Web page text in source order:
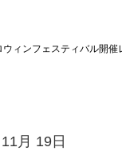
ウィンフェスティバル開
11月 19日